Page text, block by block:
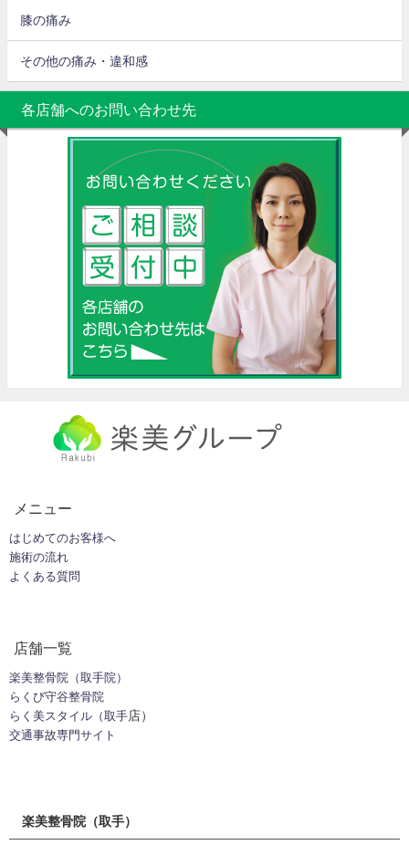
膝の痛み
その他の痛み・違和感
各店舗へのお問い合わせ先
メニュー
はじめてのお客様へ
施術の流れ
よくある質問
店舗一覧
楽美整骨院（取手院）
らくび守谷整骨院
らく美スタイル（取手店）
交通事故専門サイト
楽美整骨院（取手）